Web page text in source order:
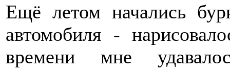
Ещё летом начались
автомобиля -
времени мне